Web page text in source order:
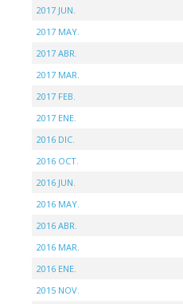
2017 JUN.
2017 MAY.
2017 ABR.
2017 MAR.
2017 FEB.
2017 ENE.
2016 DIC.
2016 OCT.
2016 JUN.
2016 MAY.
2016 ABR.
2016 MAR.
2016 ENE.
2015 NOV.